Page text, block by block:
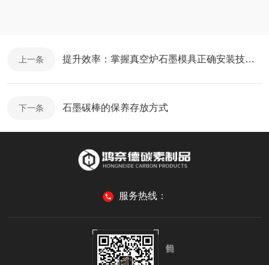
上一条 提升效率：掌握真空炉石墨模具正确安装技巧！
下一条 石墨碳棒的保养存放方式
服务热线：